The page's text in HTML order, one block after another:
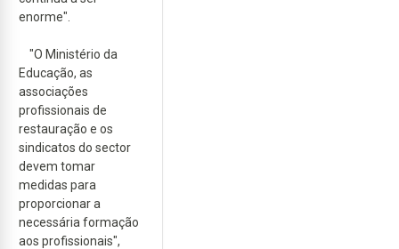
enorme".
"O Ministério da
Educação, as
associações
profissionais de
restauração e os
sindicatos do sector
devem tomar
medidas para
proporcionar a
necessária formação
aos profissionais",